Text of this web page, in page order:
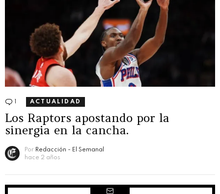
Comentario
ACTUALIDAD
Los Raptors apostando por la
sinergia en la cancha.
Por Redacción - El Semanal
hace 2 años